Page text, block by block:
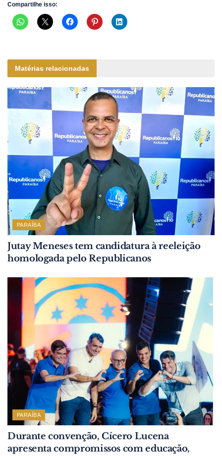
Compartilhe isso:
Matérias relacionadas
PARAÍBA
Jutay Meneses tem candidatura à reeleição
homologada pelo Republicanos
PARAÍBA
Durante convenção, Cícero Lucena
apresenta compromissos com educação,